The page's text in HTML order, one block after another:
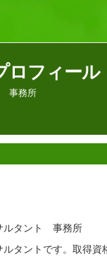
ロフィール
事務所
ルタント 事務所
タントです。取得